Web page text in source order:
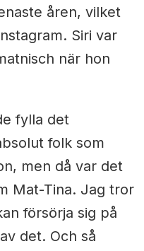
åren, vilket
Siri var
när hon
fylla det
folk som
men då var det
Mat-Tina. Jag tror
försörja sig på
det. Och så